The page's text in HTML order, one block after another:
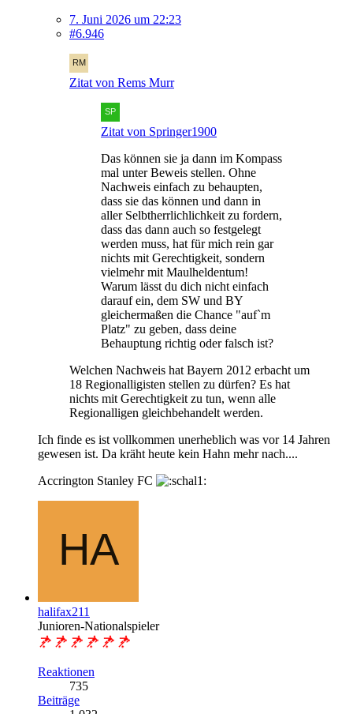
7. Juni 2026 um 22:23
#6.946
Zitat von Rems Murr
Zitat von Springer1900
Das können sie ja dann im Kompass
mal unter Beweis stellen. Ohne
Nachweis einfach zu behaupten,
dass sie das können und dann in
aller Selbtherrlichlichkeit zu fordern,
dass das dann auch so festgelegt
werden muss, hat für mich rein gar
nichts mit Gerechtigkeit, sondern
vielmehr mit Maulheldentum!
Warum lässt du dich nicht einfach
darauf ein, dem SW und BY
gleichermaßen die Chance "auf`m
Platz" zu geben, dass deine
Behauptung richtig oder falsch ist?
Welchen Nachweis hat Bayern 2012 erbacht um
18 Regionalligisten stellen zu dürfen? Es hat
nichts mit Gerechtigkeit zu tun, wenn alle
Regionalligen gleichbehandelt werden.
Ich finde es ist vollkommen unerheblich was vor 14 Jahren
gewesen ist. Da kräht heute kein Hahn mehr nach....
Accrington Stanley FC
halifax211
Junioren-Nationalspieler
Reaktionen
735
Beiträge